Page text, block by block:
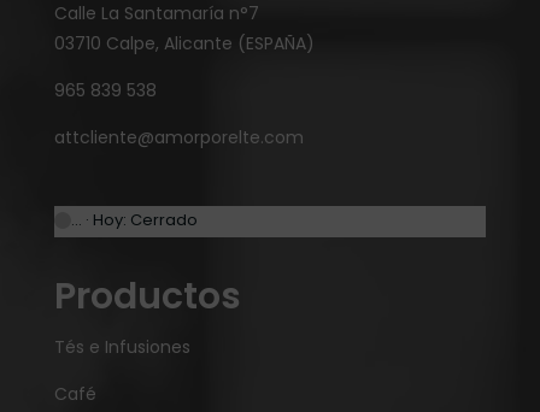
Calle La Santamaría n°7
03710 Calpe, Alicante (ESPAÑA)
965 839 538
attcliente@amorporelte.com
… · Hoy: Cerrado
Productos
Tés e Infusiones
Café